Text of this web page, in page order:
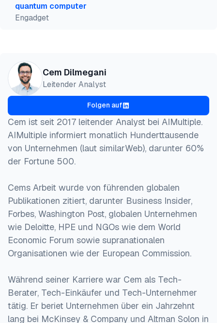
quantum computer
Engadget
Cem Dilmegani
Leitender Analyst
Folgen auf
Cem ist seit 2017 leitender Analyst bei AIMultiple.
AIMultiple informiert monatlich Hunderttausende
von Unternehmen (laut similarWeb), darunter 60%
der Fortune 500.
Cems Arbeit wurde von führenden globalen
Publikationen zitiert, darunter Business Insider,
Forbes, Washington Post, globalen Unternehmen
wie Deloitte, HPE und NGOs wie dem World
Economic Forum sowie supranationalen
Organisationen wie der European Commission.
Während seiner Karriere war Cem als Tech-
Berater, Tech-Einkäufer und Tech-Unternehmer
tätig. Er beriet Unternehmen über ein Jahrzehnt
lang bei McKinsey & Company und Altman Solon in